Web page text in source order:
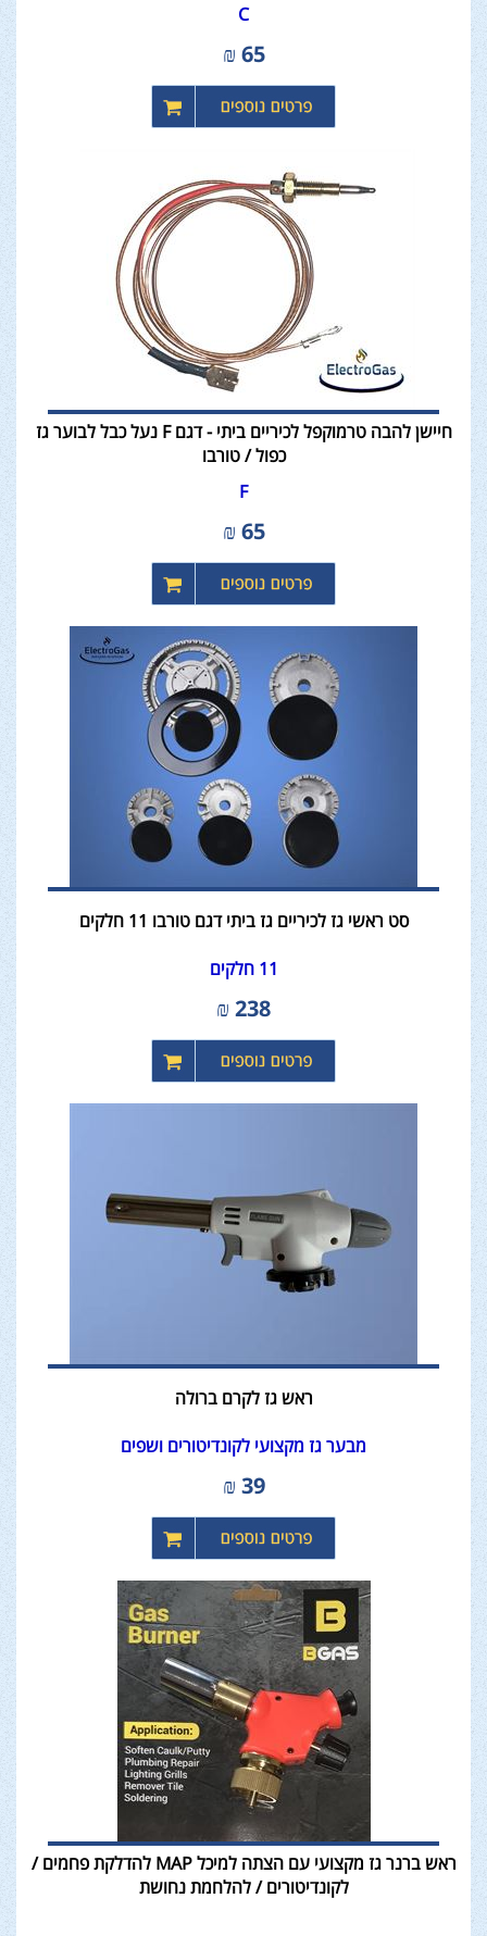
C
65
₪
חיישן להבה טרמוקפל לכיריים ביתי - דגם F נעל כבל לבוער גז
כפול / טורבו
F
65
₪
סט ראשי גז לכיריים גז ביתי דגם טורבו 11 חלקים
11 חלקים
238
₪
ראש גז לקרם ברולה
מבער גז מקצועי לקונדיטורים ושפים
39
₪
ראש ברנר גז מקצועי עם הצתה למיכל MAP להדלקת פחמים /
לקונדיטורים / להלחמת נחושת